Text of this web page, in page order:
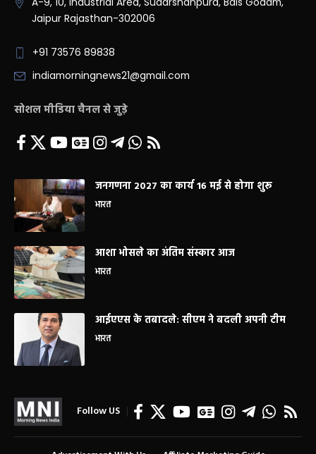
Jaipur Rajasthan-302006
+91 73576 89838
indiamorningnews21@gmail.com
सोशल मीडिया चैनल से जुड़े
जनगणना 2027 का कार्य 16 मई से होगा शुरू
भारत
आशा भोसले का अंतिम संस्कार आज
भारत
आईएएस के तबादले: सीएम ने बदली अपनी टीम
भारत
Follow US